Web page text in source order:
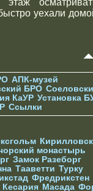
уехали
АПК-музей
БРО
КаУР Установка
Ссылки
монастырь
Замок Разеборг
Тааветти Турку
Фредрикстен
Кесария Масада